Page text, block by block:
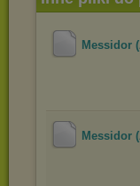
Messidor
Messidor